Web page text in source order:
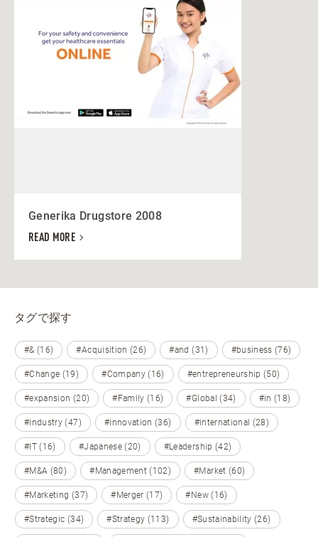
Generika Drugstore 2008
READ MORE
タグで探す
#& (16) #Acquisition (26) #and (31) #business (76)
#Change (19) #Company (16) #entrepreneurship (50)
#expansion (20) #Family (16) #Global (34) #in (18)
#industry (47) #innovation (36) #international (28)
#IT (16) #Japanese (20) #Leadership (42)
#M&A (80) #Management (102) #Market (60)
#Marketing (37) #Merger (17) #New (16)
#Strategic (34) #Strategy (113) #Sustainability (26)